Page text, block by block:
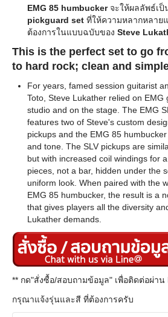
EMG 85 humbuckerจะให้ผลลัพธ์เป็
pickguard set ที่ให้ความหลากหลาย
ต้องการในแบบฉบับของ Steve
This is the perfect set to go
to hard rock; clean and
For years, famed session guitarist
Toto, Steve Lukather relied on EMG
studio and on the stage. The EMG
features two of Steve's custom
pickups and the EMG 85
and tone. The SLV pickups are
but with increased coil windings for
pieces, not a bar, hidden under the
uniform look. When paired with the
EMG 85 humbucker, the result is a
that gives players all the diversity
Lukather demands.
** กด"สั่งซื้อ/สอบถามข้อมูล" เพื่อติดต่อผ่าน
กรุณาแจ้งรุ่นและสี ที่ต้องการครับ